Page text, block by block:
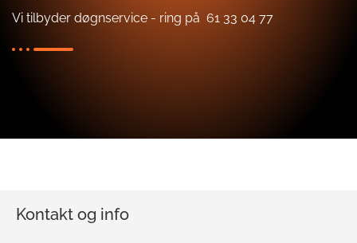
Vi tilbyder døgnservice - ring på 61 33 04 77
Kontakt og info